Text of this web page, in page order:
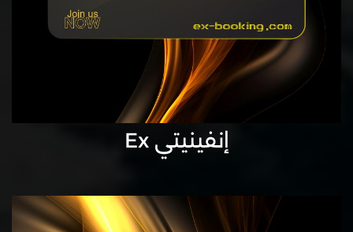
إنفينيتي Ex